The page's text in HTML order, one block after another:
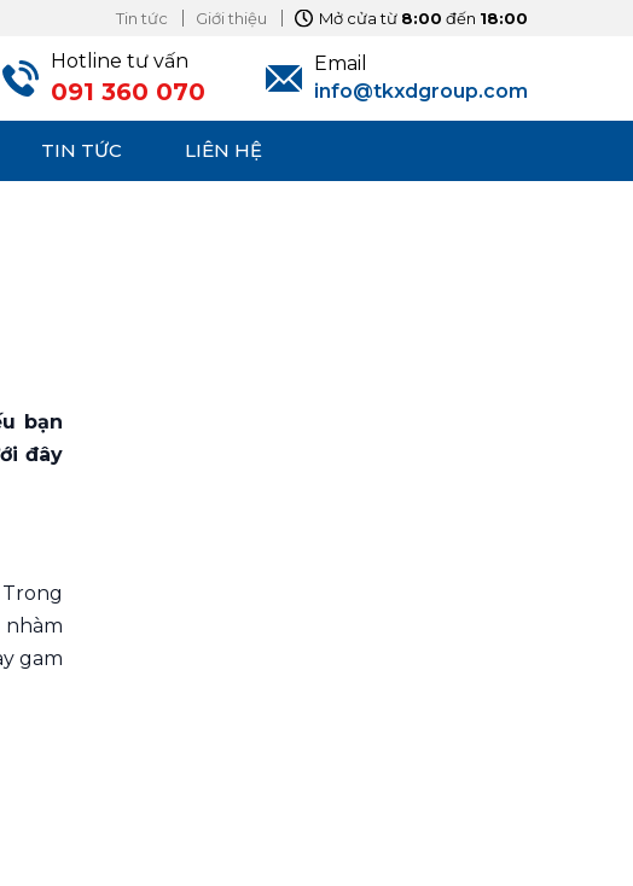
Tin tức Giới thiệu Mở cửa từ 8:00 đến 18:00
Hotline tư vấn
091 360 070
Email
info@tkxdgroup.com
TIN TỨC LIÊN HỆ
bạn
đây
gam